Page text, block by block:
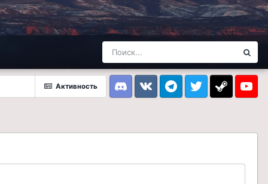
Активность
DiscordVK TelegramTwitter Steam